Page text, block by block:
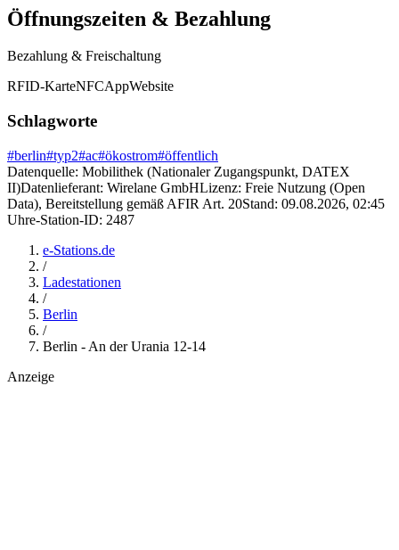
Öffnungszeiten & Bezahlung
Bezahlung & Freischaltung
RFID-KarteNFCAppWebsite
Schlagworte
#berlin#typ2#ac#ökostrom#öffentlich
Datenquelle: Mobilithek (Nationaler Zugangspunkt, DATEX
II)Datenlieferant: Wirelane GmbHLizenz: Freie Nutzung (Open
Data), Bereitstellung gemäß AFIR Art. 20Stand: 09.08.2026, 02:45
Uhre-Station-ID: 2487
e-Stations.de
/
Ladestationen
/
Berlin
/
Berlin - An der Urania 12-14
Anzeige